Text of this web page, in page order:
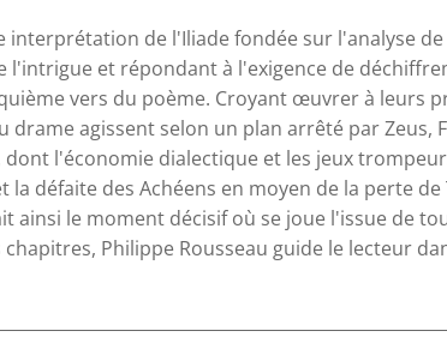
interprétation de l'Iliade fondée sur l'analyse
l'intrigue et répondant à l'exigence de
vers du poème. Croyant œuvrer à leurs
drame agissent selon un plan arrêté par Zeus,
l'économie dialectique et les jeux
défaite des Achéens en moyen de la perte de
ainsi le moment décisif où se joue l'issue de
Philippe Rousseau guide le lecteur